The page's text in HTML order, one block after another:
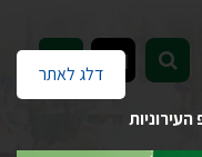
דלג לאתר EN